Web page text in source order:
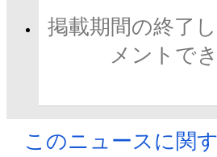
掲載期間の終了
メントで
このニュースに関